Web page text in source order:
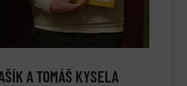
A TOMÁŠ KYSELA